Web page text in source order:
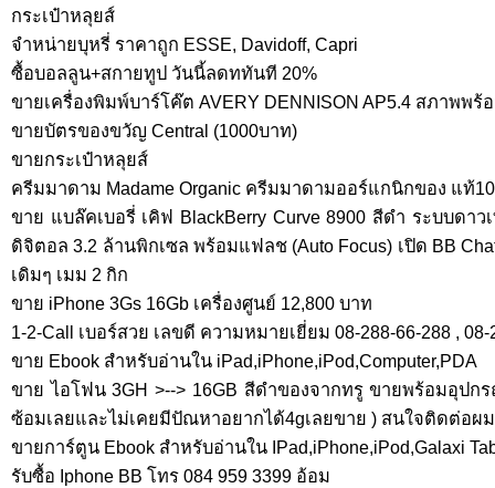
กระเป๋าหลุยส์
จำหน่ายบุหรี่ ราคาถูก ESSE, Davidoff, Capri
ซื้อบอลลูน+สกายทูป วันนี้ลดททันที 20%
ขายเครื่องพิมพ์บาร์โค๊ต AVERY DENNISON AP5.4 สภาพพร้
ขายบัตรของขวัญ Central (1000บาท)
ขายกระเป๋าหลุยส์
ครีมมาดาม Madame Organic ครีมมาดามออร์แกนิกของ แท้
ขาย แบล๊คเบอรี่ เคิฟ BlackBerry Curve 8900 สีดำ ระบบดา
ดิจิตอล 3.2 ล้านพิกเซล พร้อมแฟลช (Auto Focus) เปิด BB
เดิมๆ เมม 2 กิก
ขาย iPhone 3Gs 16Gb เครื่องศูนย์ 12,800 บาท
1-2-Call เบอร์สวย เลขดี ความหมายเยี่ยม 08-288-66-288 , 08-
ขาย Ebook สำหรับอ่านใน iPad,iPhone,iPod,Computer,PDA
ขาย ไอโฟน 3GH >--> 16GB สีดำของจากทรู ขายพร้อมอุปก
ซ้อมเลยและไม่เคยมีปัณหาอยากได้4gเลยขาย ) สนใจติดต่อผม
ขายการ์ตูน Ebook สำหรับอ่านใน IPad,iPhone,iPod,Galaxi
รับซื้อ Iphone BB โทร 084 959 3399 อ้อม